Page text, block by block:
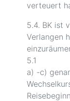
verteuert
5.4. BK ist
Verlangen
5.1
a) -c)